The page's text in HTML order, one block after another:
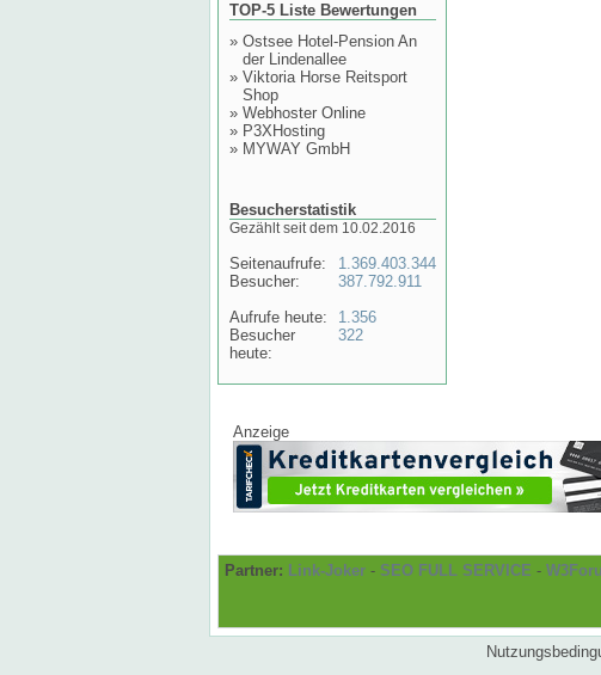
TOP-5 Liste Bewertungen
» Ostsee Hotel-Pension An
der Lindenallee
» Viktoria Horse Reitsport
Shop
» Webhoster Online
» P3XHosting
» MYWAY GmbH
Besucherstatistik
Gezählt seit dem 10.02.2016
Seitenaufrufe:
Besucher:
Aufrufe heute:
Besucher
heute:
1.369.403.344
387.792.911
1.356
322
Anzeige
Partner: Link-Joker - SEO FULL SERVICE -